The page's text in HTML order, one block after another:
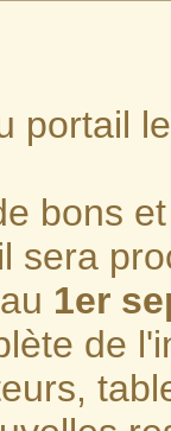
portail
bons
sera
1er
de